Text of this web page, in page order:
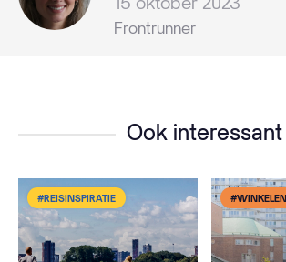
Frontrunner
Ook interessant
#REISINSPIRATIE #WINKELEN